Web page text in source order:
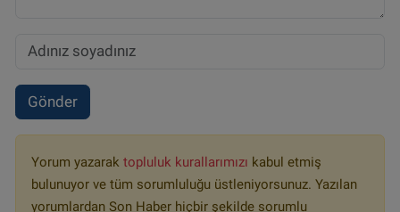
Gönder
Yorum yazarak topluluk kurallarımızı kabul etmiş
bulunuyor ve tüm sorumluluğu üstleniyorsunuz. Yazılan
yorumlardan Son Haber hiçbir şekilde sorumlu